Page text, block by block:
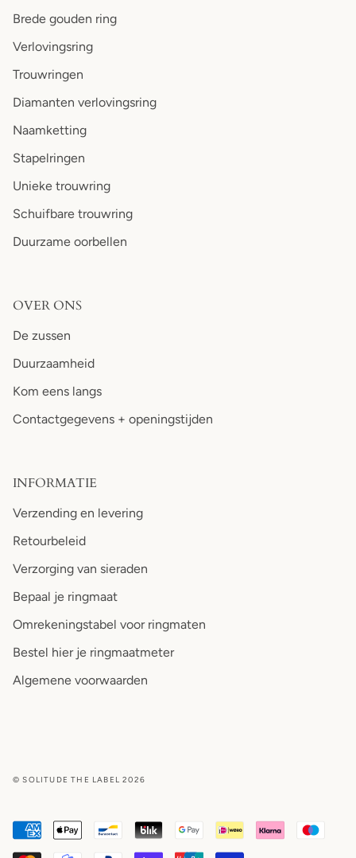
Brede gouden ring
Verlovingsring
Trouwringen
Diamanten verlovingsring
Naamketting
Stapelringen
Unieke trouwring
Schuifbare trouwring
Duurzame oorbellen
OVER ONS
De zussen
Duurzaamheid
Kom eens langs
Contactgegevens + openingstijden
INFORMATIE
Verzending en levering
Retourbeleid
Verzorging van sieraden
Bepaal je ringmaat
Omrekeningstabel voor ringmaten
Bestel hier je ringmaatmeter
Algemene voorwaarden
© SOLITUDE THE LABEL 2026